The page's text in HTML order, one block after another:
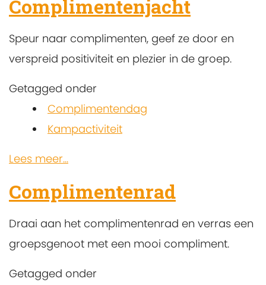
Complimentenjacht
Speur naar complimenten, geef ze door en
verspreid positiviteit en plezier in de groep.
Getagged onder
Complimentendag
Kampactiviteit
Lees meer...
Complimentenrad
Draai aan het complimentenrad en verras een
groepsgenoot met een mooi compliment.
Getagged onder